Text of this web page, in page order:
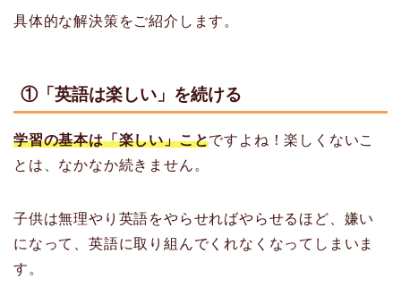
具体的な解決策をご紹介します。
①「英語は楽しい」を続ける
学習の基本は「楽しい」ことですよね！楽しくないこ
とは、なかなか続きません。
子供は無理やり英語をやらせればやらせるほど、嫌い
になって、英語に取り組んでくれなくなってしまいま
す。